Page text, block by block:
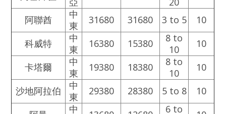
阿聯酋
中
東
31680 31680 3 to 5
10
科威特
中
東
16380 15380
8 to
10
10
卡塔爾
中
東
19380 18380
8 to
10
10
沙地阿拉伯
中
東
29380 28380 5 to 8
10
中 6 to